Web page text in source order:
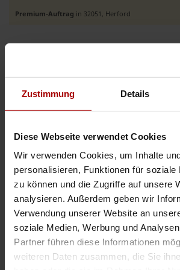
Zustimmung Details
Diese Webseite verwendet Cookies
Wir verwenden Cookies, um Inhalte
personalisieren, Funktionen für soziale
zu können und die Zugriffe auf unsere
analysieren. Außerdem geben wir
Verwendung unserer Website an
soziale Medien, Werbung und
Partner führen diese Informationen
weiteren Daten zusammen, die Sie
Premium-Auftrag in 32051, Herford
Auftragswert: VHB EUR
unserer Bestandskunden im Bereich Strom und Gas.
Premium-Auftragin 20144, Hamburg
Call Center gesucht –
Auftragswert: 70.000,00 EUR
Zur Erweiterung unseres Vertriebsnetzwerks
Vertriebspartner für die Vermarktung unseres